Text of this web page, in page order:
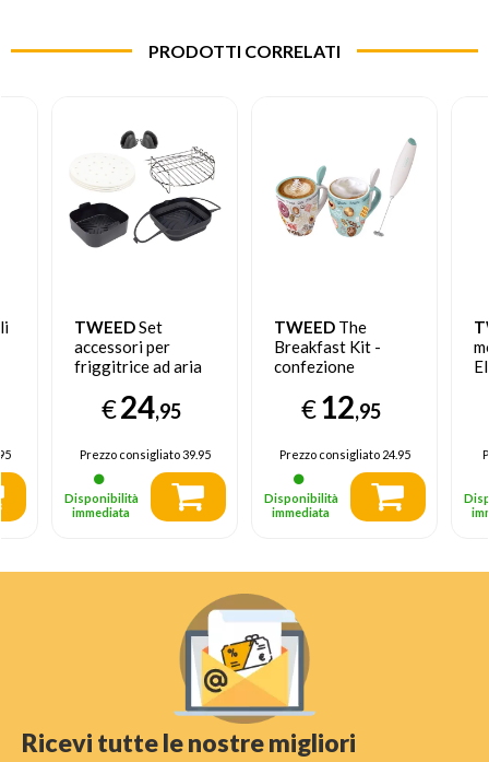
PRODOTTI CORRELATI
TWEEDSet
accessori per
friggitrice ad aria
€24,95
Prezzo consigliato39.95
Disponibilità
immediata
TWEED The
Breakfast Kit -
confezione
€12,95
Prezzo consigliato24.95
Disponibilità
immediata
Ricevi tutte le nostre migliori